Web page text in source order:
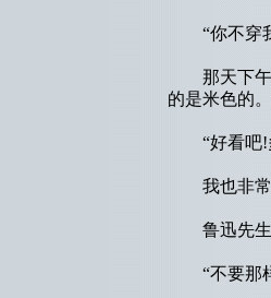
“你不穿我
那天下午要
的是米色的
“好看吧!
我也非常
鲁迅先生
“不要那